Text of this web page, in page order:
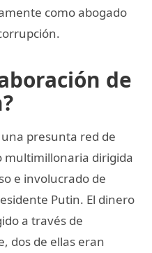
como abogado
de
presunta red de
multimillonaria dirigida
e involucrado de
Putin. El dinero
a través de
dos de ellas eran